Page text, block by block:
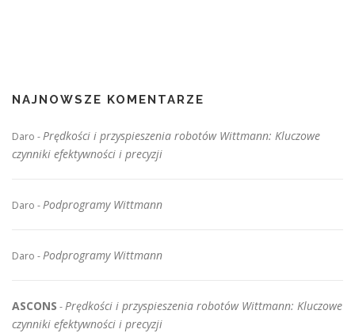
NAJNOWSZE KOMENTARZE
Daro -Prędkości i przyspieszenia robotów Wittmann: Kluczowe
czynniki efektywności i precyzji
Daro -Podprogramy Wittmann
Daro -Podprogramy Wittmann
ASCONS -Prędkości i przyspieszenia robotów Wittmann: Kluczowe
czynniki efektywności i precyzji